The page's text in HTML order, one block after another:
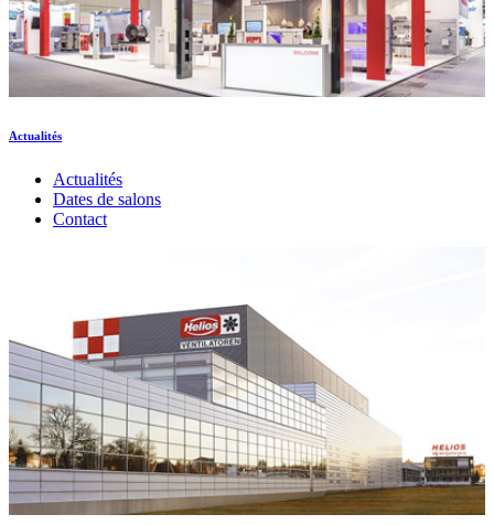
Actualités
Actualités
Dates de salons
Contact